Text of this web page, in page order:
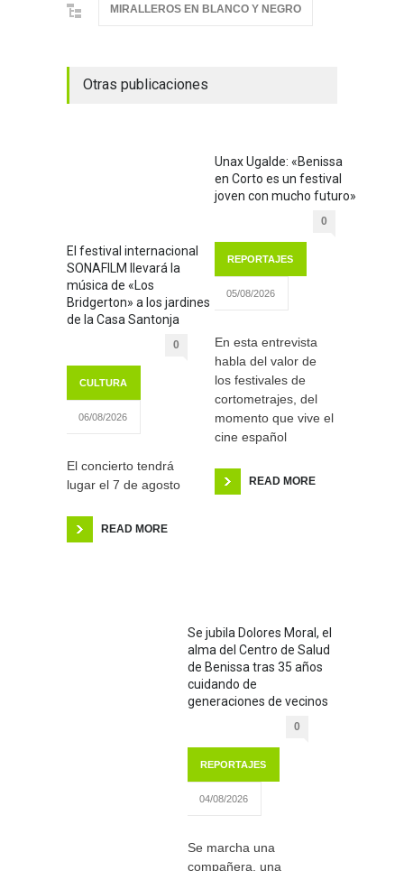
MIRALLEROS EN BLANCO Y NEGRO
Otras publicaciones
El festival internacional
SONAFILM llevará la
música de «Los
Bridgerton» a los jardines
de la Casa Santonja
0
CULTURA
06/08/2026
El concierto tendrá
lugar el 7 de agosto
READ MORE
Unax Ugalde: «Benissa
en Corto es un festival
joven con mucho futuro»
0
REPORTAJES
05/08/2026
En esta entrevista
habla del valor de
los festivales de
cortometrajes, del
momento que vive el
cine español
READ MORE
Se jubila Dolores Moral, el
alma del Centro de Salud
de Benissa tras 35 años
cuidando de
generaciones de vecinos
0
REPORTAJES
04/08/2026
Se marcha una
compañera, una